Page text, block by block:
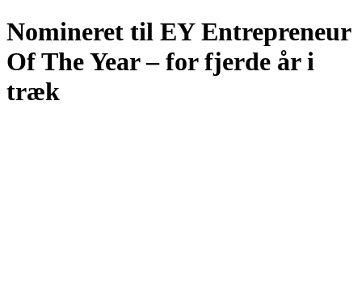
Nomineret til EY Entrepreneur
Of The Year – for fjerde år i
træk